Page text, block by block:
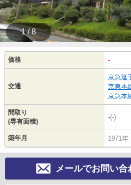
1 / 8
価格 -
交通
京急逗
京急本
京急本
間取り
(専有面積)
-(-)
築年月 1971年
メールでお問い合